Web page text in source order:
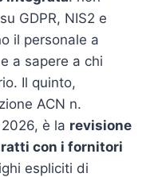
GDPR, NIS2 e
il personale a
a sapere a chi
Il quinto,
ACN n.
è la revisione
con i fornitori
espliciti di